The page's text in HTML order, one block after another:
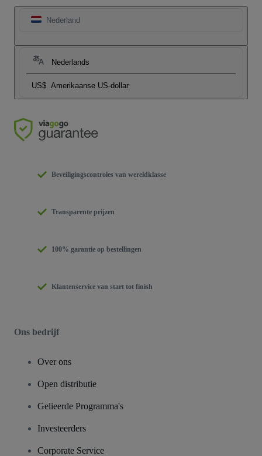
Nederland
Nederlands
US$ Amerikaanse US-dollar
Beveiligingscontroles van wereldklasse
Transparente prijzen
100% garantie op bestellingen
Klantenservice van start tot finish
Ons bedrijf
Over ons
Open distributie
Gelieerde Programma's
Investeerders
Corporate Service